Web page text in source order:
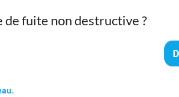
de fuite non destructive ?
.